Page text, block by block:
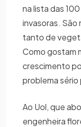
na lista das
invasoras. São
tanto de
Como gostam
crescimento
problema sério
Ao Uol, que
engenheira